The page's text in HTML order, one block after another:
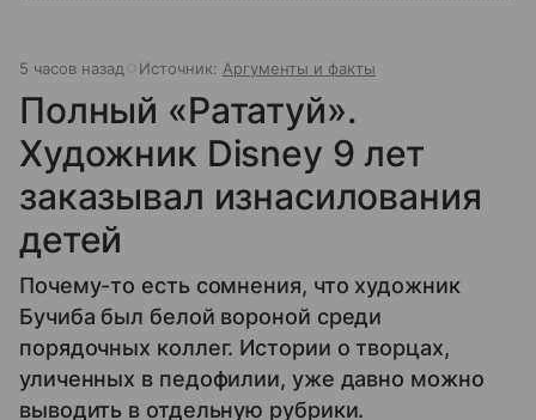
5 часов назад Источник: Аргументы и факты
Полный «Рататуй».
Художник Disney 9 лет
заказывал изнасилования
детей
Почему-то есть сомнения, что художник
Бучиба был белой вороной среди
порядочных коллег. Истории о творцах,
уличенных в педофилии, уже давно можно
выводить в отдельную рубрики.